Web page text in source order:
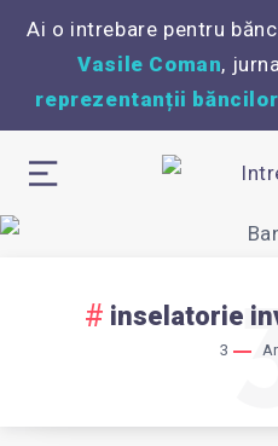
Ai o intrebare pentru
Vasile Coman,
reprezentanții băncilor
inselatorie
3